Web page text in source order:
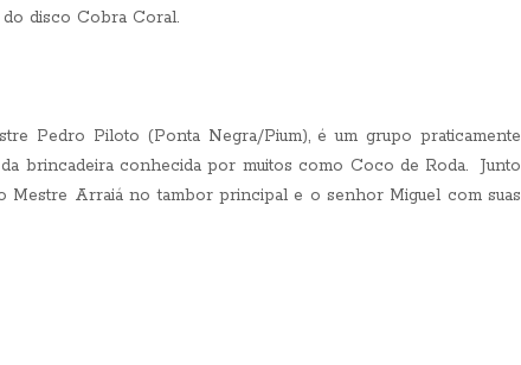
do disco Cobra Coral.
Pedro Piloto (Ponta Negra/Pium), é um grupo praticamente
brincadeira conhecida por muitos como Coco de Roda.
Junto
Mestre Arraiá no tambor principal e o senhor Miguel com suas